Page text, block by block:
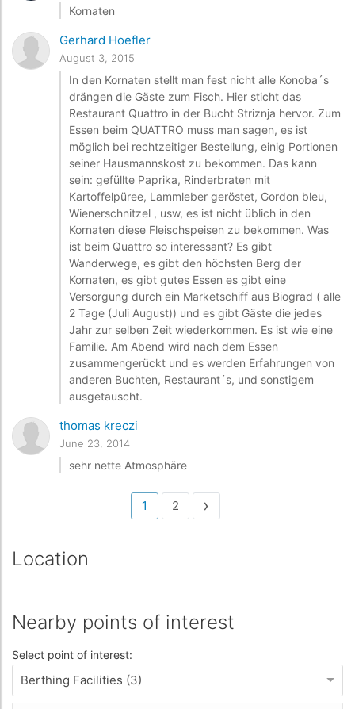
Kornaten
Gerhard Hoefler
August 3, 2015
In den Kornaten stellt man fest nicht alle Konoba´s
drängen die Gäste zum Fisch. Hier sticht das
Restaurant Quattro in der Bucht Striznja hervor. Zum
Essen beim QUATTRO muss man sagen, es ist
möglich bei rechtzeitiger Bestellung, einig Portionen
seiner Hausmannskost zu bekommen. Das kann
sein: gefüllte Paprika, Rinderbraten mit
Kartoffelpüree, Lammleber geröstet, Gordon bleu,
Wienerschnitzel , usw, es ist nicht üblich in den
Kornaten diese Fleischspeisen zu bekommen. Was
ist beim Quattro so interessant? Es gibt
Wanderwege, es gibt den höchsten Berg der
Kornaten, es gibt gutes Essen es gibt eine
Versorgung durch ein Marketschiff aus Biograd ( alle
2 Tage (Juli August)) und es gibt Gäste die jedes
Jahr zur selben Zeit wiederkommen. Es ist wie eine
Familie. Am Abend wird nach dem Essen
zusammengerückt und es werden Erfahrungen von
anderen Buchten, Restaurant´s, und sonstigem
ausgetauscht.
thomas kreczi
June 23, 2014
sehr nette Atmosphäre
1 2 ›
Location
Nearby points of interest
Select point of interest:
Berthing Facilities (3)